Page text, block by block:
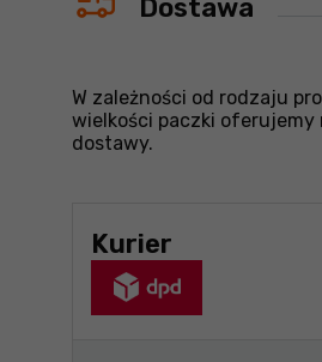
Dostawa
W zależności od rodzaju
wielkości paczki oferujemy
dostawy.
Kurier